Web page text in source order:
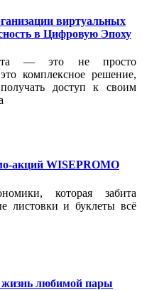
виртуальных
в Цифровую Эпоху
— это не просто
комплексное решение,
доступ к своим
акций WISEPROMO
которая забита
листовки и буклеты всё
жизнь любимой пары